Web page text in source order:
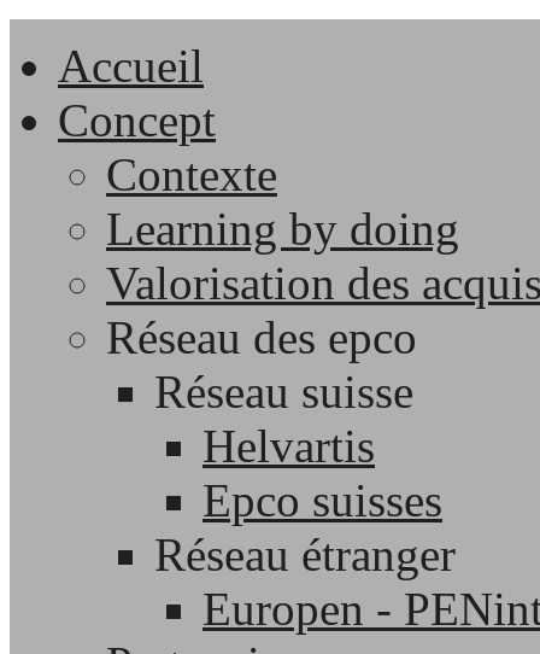
Accueil
Concept
Contexte
Learning by doing
Valorisation des
Réseau des epco
Réseau suisse
Helvartis
Epco suisses
Réseau étranger
Europen -